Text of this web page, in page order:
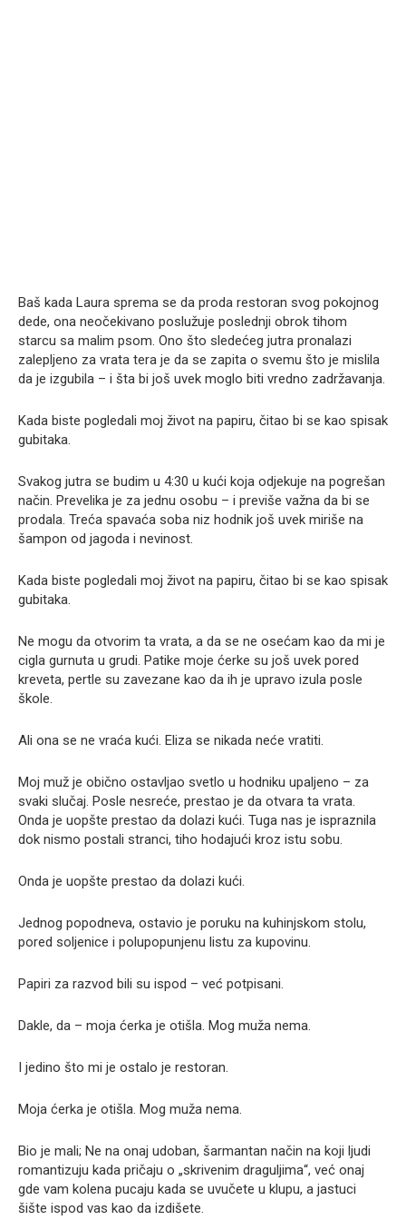
Baš kada Laura sprema se da proda restoran svog pokojnog
dede, ona neočekivano poslužuje poslednji obrok tihom
starcu sa malim psom. Ono što sledećeg jutra pronalazi
zalepljeno za vrata tera je da se zapita o svemu što je mislila
da je izgubila – i šta bi još uvek moglo biti vredno zadržavanja.
Kada biste pogledali moj život na papiru, čitao bi se kao spisak
gubitaka.
Svakog jutra se budim u 4:30 u kući koja odjekuje na pogrešan
način. Prevelika je za jednu osobu – i previše važna da bi se
prodala. Treća spavaća soba niz hodnik još uvek miriše na
šampon od jagoda i nevinost.
Kada biste pogledali moj život na papiru, čitao bi se kao spisak
gubitaka.
Ne mogu da otvorim ta vrata, a da se ne osećam kao da mi je
cigla gurnuta u grudi. Patike moje ćerke su još uvek pored
kreveta, pertle su zavezane kao da ih je upravo izula posle
škole.
Ali ona se ne vraća kući. Eliza se nikada neće vratiti.
Moj muž je obično ostavljao svetlo u hodniku upaljeno – za
svaki slučaj. Posle nesreće, prestao je da otvara ta vrata.
Onda je uopšte prestao da dolazi kući. Tuga nas je ispraznila
dok nismo postali stranci, tiho hodajući kroz istu sobu.
Onda je uopšte prestao da dolazi kući.
Jednog popodneva, ostavio je poruku na kuhinjskom stolu,
pored soljenice i polupopunjenu listu za kupovinu.
Papiri za razvod bili su ispod – već potpisani.
Dakle, da – moja ćerka je otišla. Mog muža nema.
I jedino što mi je ostalo je restoran.
Moja ćerka je otišla. Mog muža nema.
Bio je mali; Ne na onaj udoban, šarmantan način na koji ljudi
romantizuju kada pričaju o „skrivenim draguljima“, već onaj
gde vam kolena pucaju kada se uvučete u klupu, a jastuci
šište ispod vas kao da izdišete.